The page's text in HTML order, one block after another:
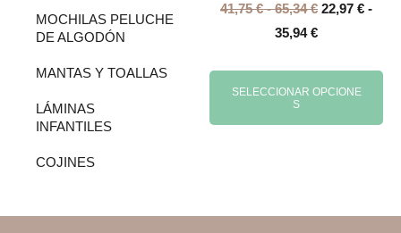
MOCHILAS PELUCHE
DE ALGODÓN
MANTAS Y TOALLAS
LÁMINAS
INFANTILES
COJINES
41,75€ - 65,34€ 22,97 € -
35,94€
SELECCIONAR OPCIONE
S